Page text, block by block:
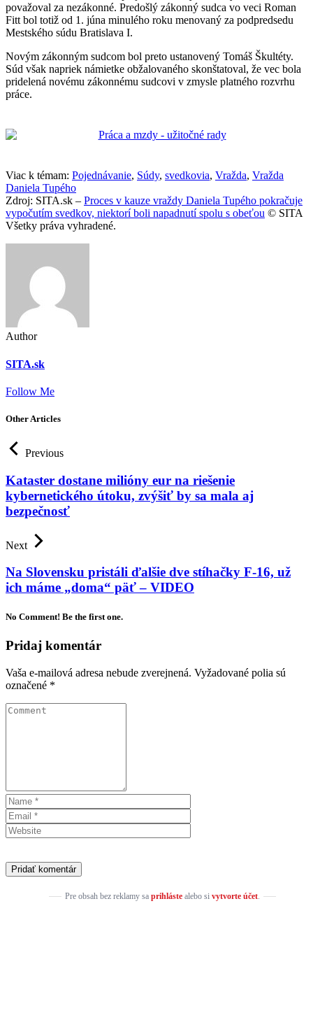
považoval za nezákonné. Predošlý zákonný sudca vo veci Roman
Fitt bol totiž od 1. júna minulého roku menovaný za podpredsedu
Mestského súdu Bratislava I.
Novým zákonným sudcom bol preto ustanovený Tomáš Škultéty.
Súd však napriek námietke obžalovaného skonštatoval, že vec bola
pridelená novému zákonnému sudcovi v zmysle platného rozvrhu
práce.
Viac k témam: Pojednávanie, Súdy, svedkovia, Vražda, Vražda
Daniela Tupého
Zdroj: SITA.sk – Proces v kauze vraždy Daniela Tupého pokračuje
vypočutím svedkov, niektorí boli napadnutí spolu s obeťou © SITA
Všetky práva vyhradené.
Author
SITA.sk
Follow Me
Other Articles
Previous
Kataster dostane milióny eur na riešenie
kybernetického útoku, zvýšiť by sa mala aj
bezpečnosť
Next
Na Slovensku pristáli ďalšie dve stíhačky F-16, už
ich máme „doma“ päť – VIDEO
No Comment! Be the first one.
Pridaj komentár
Vaša e-mailová adresa nebude zverejnená. Vyžadované polia sú
označené *
Pre obsah bez reklamy sa prihlástealebo si vytvorte účet.